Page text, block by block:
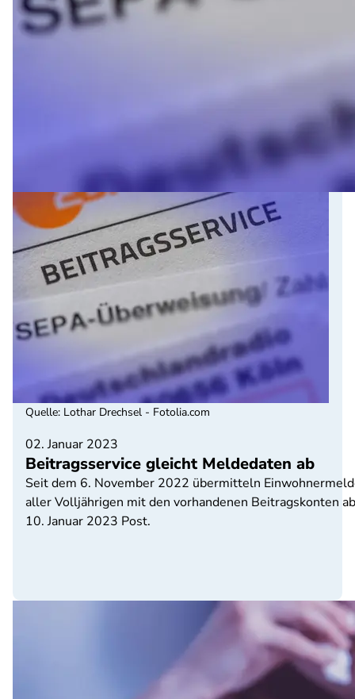
02. Januar 2023
Beitragsservice gleicht Meldedaten ab
Seit dem 6. November 2022 übermitteln
aller Volljährigen mit den vorhandenen Beitragskonten
10. Januar 2023 Post.
Quelle: Lothar Drechsel - Fotolia.com